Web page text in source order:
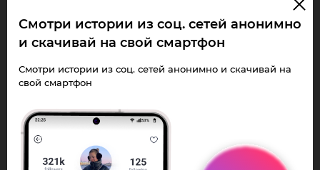
Смотри Stories и
скачивай Reels без
ограничений!
скачивайStories,Reels
или Telegram-приложении.
Быстро, просто и удобно.
Смотри истории из соц. сетей анонимно
и скачивай на свой смартфон
Смотри истории из соц. сетей анонимно и скачивай на
свой смартфон